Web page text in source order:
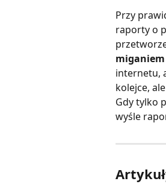
Przy
raporty o
internetu,
kolejce,
Gdy tylko
wyśle